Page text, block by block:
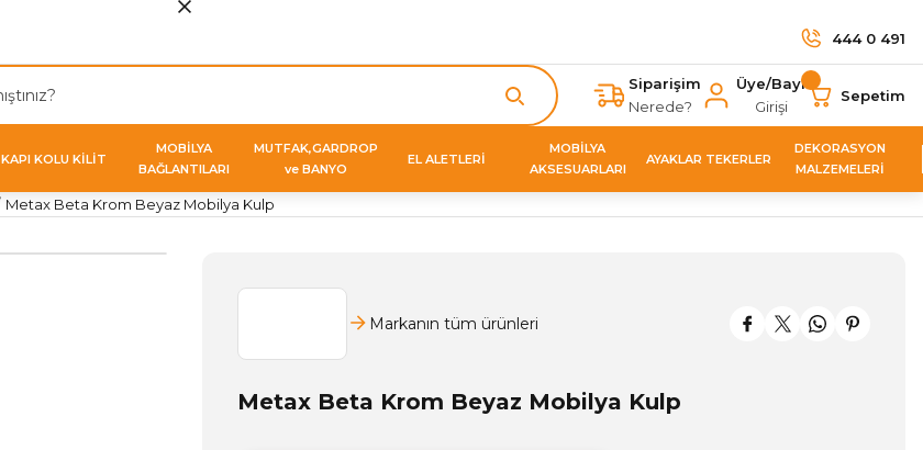
444 0 491
Siparişim
Nerede?
Üye/Bayi
Girişi
Sepetim
KAPI KOLU KİLİT
MOBİLYA
BAĞLANTILARI
MUTFAK,GARDROP
ve BANYO
EL ALETLERİ
MOBİLYA
AKSESUARLARI
AYAKLAR TEKERLER
DEKORASYON
MALZEMELERİ
Metax Beta Krom Beyaz Mobilya Kulp
Markanın tüm ürünleri
Metax Beta Krom Beyaz Mobilya Kulp